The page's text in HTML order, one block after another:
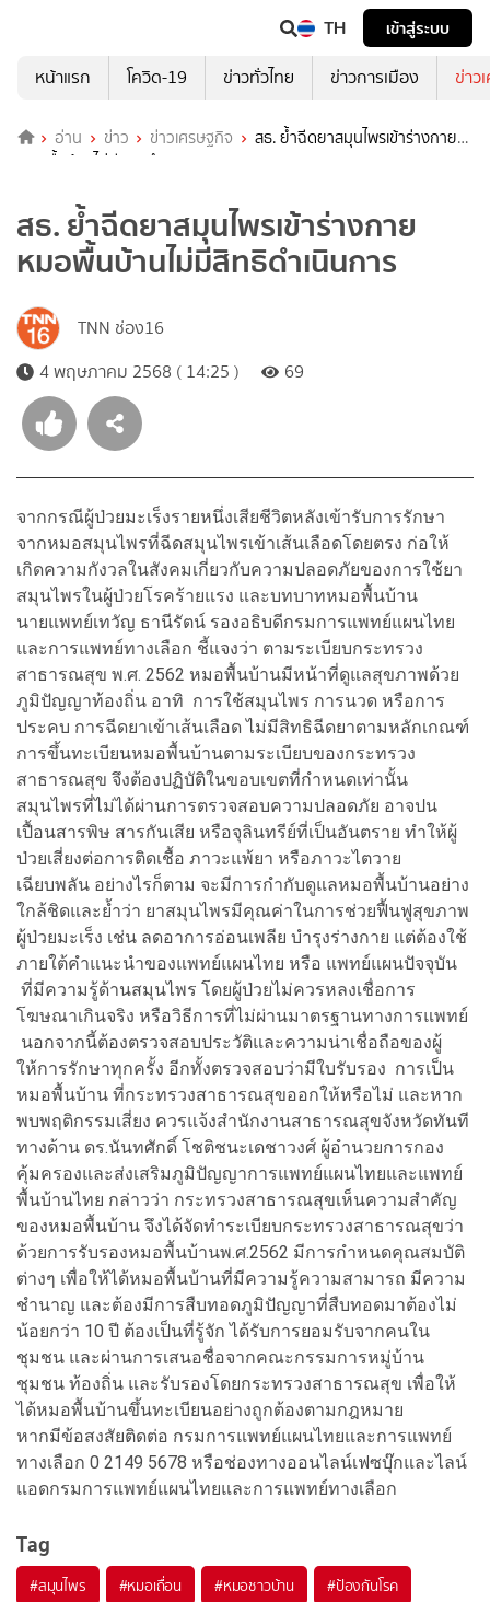
TH
เข้าสู่ระบบ
หน้าแรก
โควิด-19 ข่าวทั่วไทย ข่าวการเมือง ข่าว
อ่าน ข่าว ข่าวเศรษฐกิจ
สธ. ย้ำฉีดยาสมุนไพรเข้าร่างกาย
หมอพื้นบ้านไม่มีสิทธิดำเนินการ
สธ. ย้ำฉีดยาสมุนไพรเข้าร่างกาย
หมอพื้นบ้านไม่มีสิทธิดำเนินการ
TNN ช่อง16
4 พฤษภาคม 2568 ( 14:25 )
69
จากกรณีผู้ป่วยมะเร็งรายหนึ่งเสียชีวิตหลังเข้ารับการรักษา
จากหมอสมุนไพรที่ฉีดสมุนไพรเข้าเส้นเลือดโดยตรง ก่อให้
เกิดความกังวลในสังคมเกี่ยวกับความปลอดภัยของการใช้ยา
สมุนไพรในผู้ป่วยโรคร้ายแรง และบทบาทหมอพื้นบ้าน
นายแพทย์เทวัญ ธานีรัตน์ รองอธิบดีกรมการแพทย์แผนไทย
และการแพทย์ทางเลือก ชี้แจงว่า ตามระเบียบกระทรวง
สาธารณสุข พ.ศ. 2562 หมอพื้นบ้านมีหน้าที่ดูแลสุขภาพด้วย
ภูมิปัญญาท้องถิ่น อาทิ การใช้สมุนไพร การนวด หรือการ
ประคบ การฉีดยาเข้าเส้นเลือด ไม่มีสิทธิฉีดยาตามหลักเกณฑ์
การขึ้นทะเบียนหมอพื้นบ้านตามระเบียบของกระทรวง
สาธารณสุข จึงต้องปฏิบัติในขอบเขตที่กำหนดเท่านั้น
สมุนไพรที่ไม่ได้ผ่านการตรวจสอบความปลอดภัย อาจปน
เปื้อนสารพิษ สารกันเสีย หรือจุลินทรีย์ที่เป็นอันตราย ทำให้ผู้
ป่วยเสี่ยงต่อการติดเชื้อ ภาวะแพ้ยา หรือภาวะไตวาย
เฉียบพลัน อย่างไรก็ตาม จะมีการกำกับดูแลหมอพื้นบ้านอย่าง
ใกล้ชิดและย้ำว่า ยาสมุนไพรมีคุณค่าในการช่วยฟื้นฟูสุขภาพ
ผู้ป่วยมะเร็ง เช่น ลดอาการอ่อนเพลีย บำรุงร่างกาย แต่ต้องใช้
ภายใต้คำแนะนำของแพทย์แผนไทย หรือ แพทย์แผนปัจจุบัน
ที่มีความรู้ด้านสมุนไพร โดยผู้ป่วยไม่ควรหลงเชื่อการ
โฆษณาเกินจริง หรือวิธีการที่ไม่ผ่านมาตรฐานทางการแพทย์
นอกจากนี้ต้องตรวจสอบประวัติและความน่าเชื่อถือของผู้
ให้การรักษาทุกครั้ง อีกทั้งตรวจสอบว่ามีใบรับรอง การเป็น
หมอพื้นบ้าน ที่กระทรวงสาธารณสุขออกให้หรือไม่ และหาก
พบพฤติกรรมเสี่ยง ควรแจ้งสำนักงานสาธารณสุขจังหวัดทันที
ทางด้าน ดร.นันทศักดิ์ โชติชนะเดชาวงศ์ ผู้อำนวยการกอง
คุ้มครองและส่งเสริมภูมิปัญญาการแพทย์แผนไทยและแพทย์
พื้นบ้านไทย กล่าวว่า กระทรวงสาธารณสุขเห็นความสำคัญ
ของหมอพื้นบ้าน จึงได้จัดทำระเบียบกระทรวงสาธารณสุขว่า
ด้วยการรับรองหมอพื้นบ้านพ.ศ.2562 มีการกำหนดคุณสมบัติ
ต่างๆ เพื่อให้ได้หมอพื้นบ้านที่มีความรู้ความสามารถ มีความ
ชำนาญ และต้องมีการสืบทอดภูมิปัญญาที่สืบทอดมาต้องไม่
น้อยกว่า 10 ปี ต้องเป็นที่รู้จัก ได้รับการยอมรับจากคนใน
ชุมชน และผ่านการเสนอชื่อจากคณะกรรมการหมู่บ้าน
ชุมชน ท้องถิ่น และรับรองโดยกระทรวงสาธารณสุข เพื่อให้
ได้หมอพื้นบ้านขึ้นทะเบียนอย่างถูกต้องตามกฎหมาย
หากมีข้อสงสัยติดต่อ กรมการแพทย์แผนไทยและการแพทย์
ทางเลือก 0 2149 5678 หรือช่องทางออนไลน์เฟซบุ๊กและไลน์
แอดกรมการแพทย์แผนไทยและการแพทย์ทางเลือก
Tag
#สมุนไพร #หมอเถื่อน #หมอชาวบ้าน #ป้องกันโรค